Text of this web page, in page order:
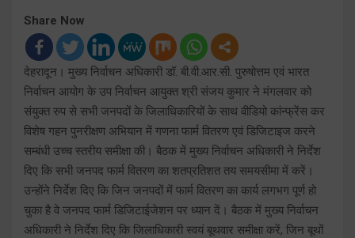
Share Now
देहरादून। मुख्य निर्वाचन अधिकारी डॉ. बी.वी.आर.सी. पुरुषोत्तम एवं भारत
निर्वाचन आयोग के उप निर्वाचन आयुक्त श्री संजय कुमार ने मंगलवार को
संयुक्त रुप से सभी जनपदों के जिलाधिकारियों के साथ वीडियो कांन्फ्रेंस कर
विशेष गहन पुनरीक्षण अभियान में गणना फार्म वितरण एवं डिजिटाइज करने
सम्बंधी उच्च स्तरीय समीक्षा की। बैठक में मुख्य निर्वाचन अधिकारी ने निर्देश
दिए कि सभी जनपद फार्म वितरण का शतप्रतिशत तय समयसीमा में करें।
उन्होंने निर्देश दिए कि जिन जनपदों में फार्म वितरण का कार्य लगभग पूर्ण हो
चुका है वे जनपद फार्म डिजिटाईजेशन पर ध्यान दें। बैठक में मुख्य निर्वाचन
अधिकारी ने निर्देश दिए कि जिलाधिकारी स्वयं बूथवार समीक्षा करें, जिन बूथों